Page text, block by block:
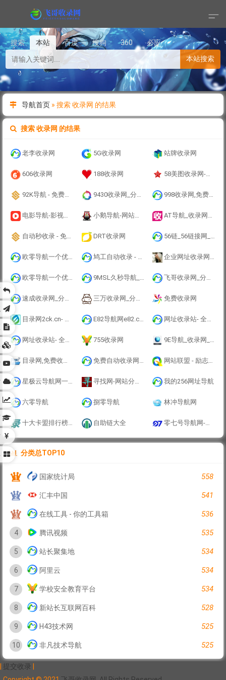
搜索 本站 百度 搜狗 360
必应
本站搜索
导航首页 » 搜索 收录网 的结果
搜索 收录网 的结果
老李收录网 5G收录网 站牌收录网
606收录网 188收录网 58美图收录网-自动收录网站-流量交换-自动链
92K导航 - 免费自动秒收录网址导航 9430收录网_分类目录网_免费网站目录_网站收录_网址提交_免费收录网站 998收录网,免费自动秒收录网址,提供自动收录,网站导航大全源码,自动链,友情链接交换。
电影导航-影视导航-电影站收录-自动收录网-网站收录 小鹅导航-网站收录-自动收录网-网址收录-自动秒收录 AT导航_收录网_免费收录网站_自动收录网_秒收录
自动秒收录 - 免费自动秒收录网址导航 DRT收录网 56链_56链接网_分类目录网_免费网站目录_网站收录_网址提交_免费收录网站
欧零导航一个优秀收录网站 鸠工自动收录 - 自动收录网 企业网址收录网 - 专业网站收录优化 | 提高百度收录率 | 收录代提交服务
欧零导航一个优秀收录网站 9MSL久秒导航_快速上网首页_无广告网址导航_实用网址大全 飞哥收录网_分类目录网_免费网站目录_网站收录_网址提交_免费收录网站
速成收录网_分类目录网_免费网站目录_网站收录_网址提交_免费收录网站 三万收录网_分类目录网_免费网站目录_网站收录_网址提交_免费收录网站 免费收录网
目录网2ck.cn- 全新架构自动秒收录网址导航，实现自主提交，自动化收录，打造百万网址库 E82导航网e82.cn- 全新架构自动秒收录网址导航，实现自主提交，自动化收录，打造百万网址库 网址收录站- 全新架构自动秒收录网址导航，实现自主提交，自动化收录，打造百万网址库
网址收录站- 全新架构自动秒收录网址导航，实现自主提交，自动化收录，打造百万网址库 755收录网 9E导航_收录网_免费收录网站_自动收录网_秒收录
目录网,免费收录网站,专业网站分类目录网站 免费自动收录网(www.lgtw.cn)-免费提供外链发布自动收录，来路自动排第一位,欢迎和本站自助交换友情链,增加网站的外链与收录。 网站联盟 - 励志做一个免费永久收录网站的站点,免费为你增加一个外链
星极云导航网一个优秀收录网站 寻找网-网站分类目录_网址大全_网址导航_外链好平台 我的256网址导航
六零导航 捌零导航 林冲导航网
十大卡盟排行榜-卡盟平台官网-免费网站信息推广平台 - 卡盟收录网 自助链大全 零七号导航网-网址导航-收录网站-免费收录-自动秒收录-导航网站-提供免费源码
分类总TOP10
国家统计局 558
汇丰中国 541
在线工具 - 你的工具箱 536
4 腾讯视频 535
5 站长聚集地 534
6 阿里云 534
7 学校安全教育平台 534
8 新站长互联网百科 528
9 H43技术网 525
10 非凡技术导航 525
提交收录